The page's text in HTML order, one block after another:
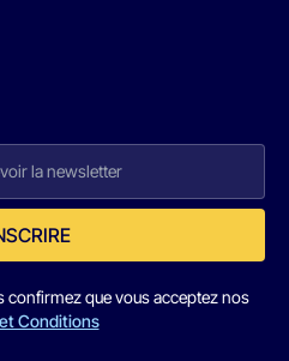
confirmez que vous acceptez nos
Conditions